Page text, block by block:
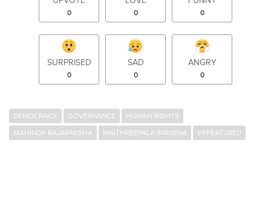
0 0 0
SURPRISED
0
SAD
0
ANGRY
0
DEMOCRACY GOVERNANCE
HUMAN RIGHTS
MAHINDA RAJAPAKSHA
MAITHREEPALA SIRISENA VKFEATURED